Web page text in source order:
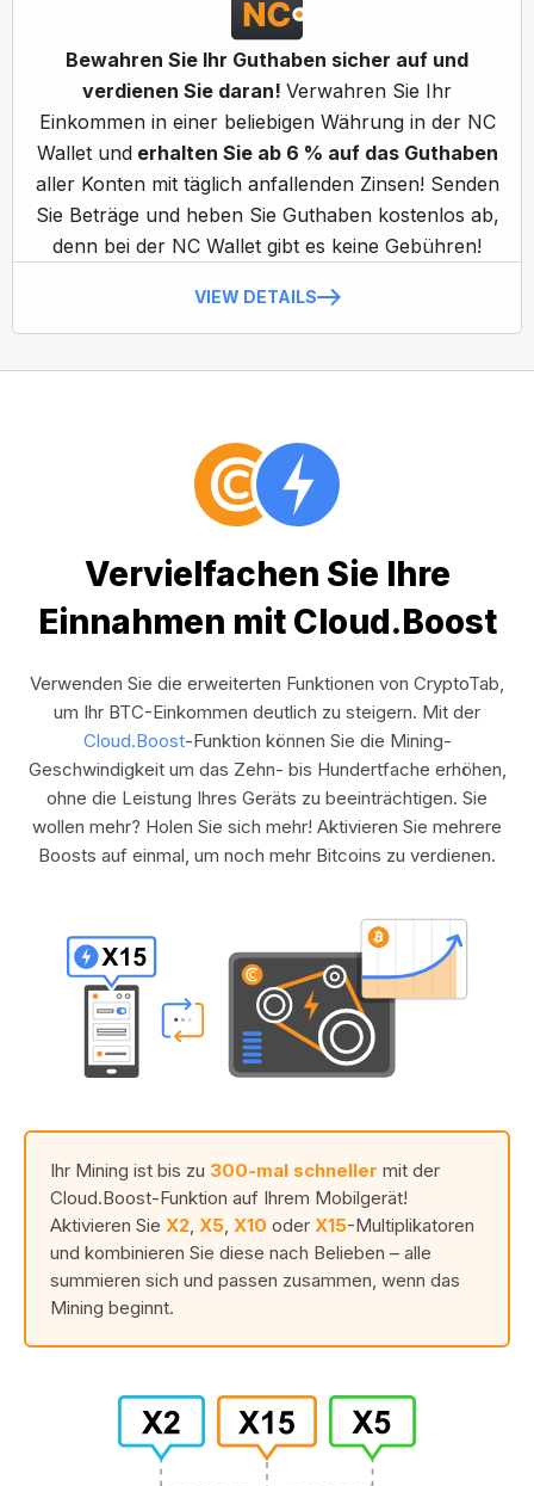
Bewahren Sie Ihr Guthaben sicher auf und
verdienen Sie daran! Verwahren Sie Ihr
Einkommen in einer beliebigen Währung in der NC
Wallet underhalten Sie ab 6 % auf das Guthaben
aller Konten mit täglich anfallenden Zinsen! Senden
Sie Beträge und heben Sie Guthaben kostenlos ab,
denn bei der NC Wallet gibt es keine Gebühren!
VIEW DETAILS
Vervielfachen Sie Ihre
Einnahmen mit Cloud.Boost
Verwenden Sie die erweiterten Funktionen von CryptoTab,
um Ihr BTC-Einkommen deutlich zu steigern. Mit der
Cloud.Boost-Funktion können Sie die Mining-
Geschwindigkeit um das Zehn- bis Hundertfache erhöhen,
ohne die Leistung Ihres Geräts zu beeinträchtigen. Sie
wollen mehr? Holen Sie sich mehr! Aktivieren Sie mehrere
Boosts auf einmal, um noch mehr Bitcoins zu verdienen.
Ihr Mining ist bis zu 300-mal schneller mit der
Cloud.Boost-Funktion auf Ihrem Mobilgerät!
Aktivieren Sie X2 X5 X10 oder X15-Multiplikatoren
und kombinieren Sie diese nach Belieben – alle
summieren sich und passen zusammen, wenn das
Mining beginnt.